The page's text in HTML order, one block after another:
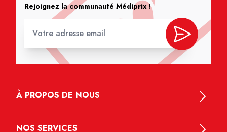
Rejoignez la communauté Médiprix !
À PROPOS DE NOUS
NOS SERVICES